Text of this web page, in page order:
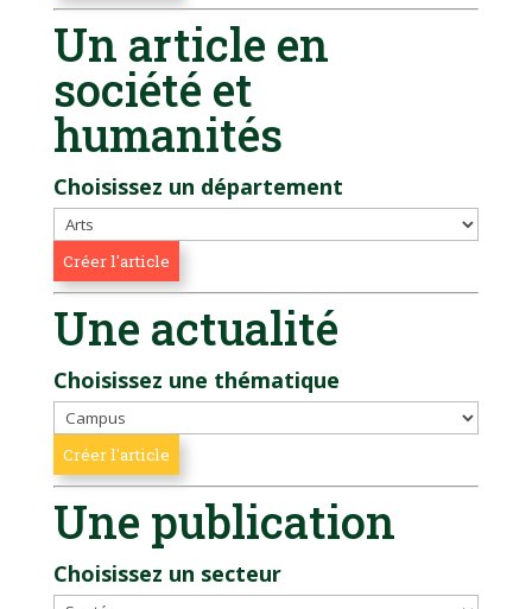
Un article en
société et
humanités
Choisissez un département
Une actualité
Choisissez une thématique
Une publication
Choisissez un secteur